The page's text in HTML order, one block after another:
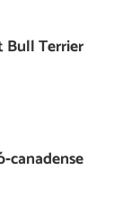
Bull Terrier